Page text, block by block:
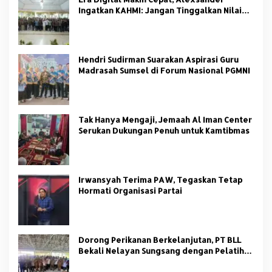
Ingatkan KAHMI: Jangan Tinggalkan Nilai
Hendri Sudirman Suarakan Aspirasi Guru
Madrasah Sumsel di Forum Nasional PGMNI
Tak Hanya Mengaji, Jemaah Al Iman Center
Serukan Dukungan Penuh untuk Kamtibmas
Irwansyah Terima PAW, Tegaskan Tetap
Hormati Organisasi Partai
Dorong Perikanan Berkelanjutan, PT BLL
Bekali Nelayan Sungsang dengan Pelatihan